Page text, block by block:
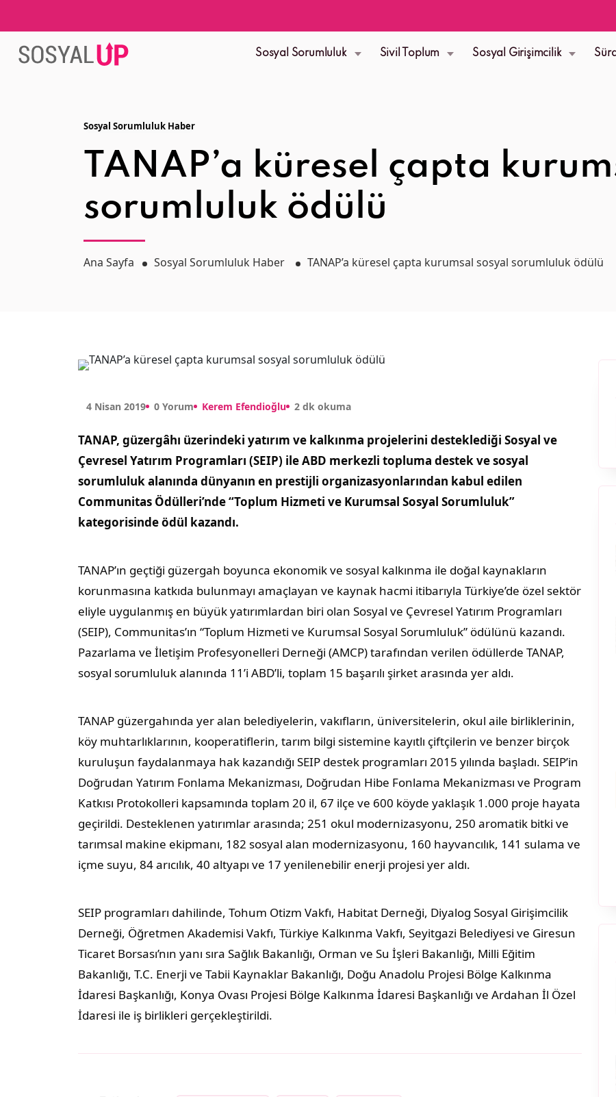
Sosyal Sorumluluk Sivil Toplum Sosyal Girişimcilik
Sosyal Sorumluluk Haber
TANAP’a küresel çapta
sorumluluk ödülü
Ana Sayfa Sosyal Sorumluluk Haber TANAP’a küresel çapta kurumsal sosyal sorumluluk ödülü
4 Nisan 2019 0 Yorum Kerem Efendioğlu 2 dk okuma
TANAP, güzergâhı üzerindeki yatırım ve kalkınma projelerini desteklediği Sosyal ve
Çevresel Yatırım Programları (SEIP) ile ABD merkezli topluma destek ve sosyal
sorumluluk alanında dünyanın en prestijli organizasyonlarından kabul edilen
Communitas Ödülleri’nde “Toplum Hizmeti ve Kurumsal Sosyal Sorumluluk”
kategorisinde ödül kazandı.
TANAP’ın geçtiği güzergah boyunca ekonomik ve sosyal kalkınma ile doğal kaynakların
korunmasına katkıda bulunmayı amaçlayan ve kaynak hacmi itibarıyla Türkiye’de özel sektör
eliyle uygulanmış en büyük yatırımlardan biri olan Sosyal ve Çevresel Yatırım Programları
(SEIP), Communitas’ın “Toplum Hizmeti ve Kurumsal Sosyal Sorumluluk” ödülünü kazandı.
Pazarlama ve İletişim Profesyonelleri Derneği (AMCP) tarafından verilen ödüllerde TANAP,
sosyal sorumluluk alanında 11’i ABD’li, toplam 15 başarılı şirket arasında yer aldı.
TANAP güzergahında yer alan belediyelerin, vakıfların, üniversitelerin, okul aile birliklerinin,
köy muhtarlıklarının, kooperatiflerin, tarım bilgi sistemine kayıtlı çiftçilerin ve benzer birçok
kuruluşun faydalanmaya hak kazandığı SEIP destek programları 2015 yılında başladı. SEIP’in
Doğrudan Yatırım Fonlama Mekanizması, Doğrudan Hibe Fonlama Mekanizması ve Program
Katkısı Protokolleri kapsamında toplam 20 il, 67 ilçe ve 600 köyde yaklaşık 1.000 proje hayata
geçirildi. Desteklenen yatırımlar arasında; 251 okul modernizasyonu, 250 aromatik bitki ve
tarımsal makine ekipmanı, 182 sosyal alan modernizasyonu, 160 hayvancılık, 141 sulama ve
içme suyu, 84 arıcılık, 40 altyapı ve 17 yenilenebilir enerji projesi yer aldı.
SEIP programları dahilinde, Tohum Otizm Vakfı, Habitat Derneği, Diyalog Sosyal Girişimcilik
Derneği, Öğretmen Akademisi Vakfı, Türkiye Kalkınma Vakfı, Seyitgazi Belediyesi ve Giresun
Ticaret Borsası’nın yanı sıra Sağlık Bakanlığı, Orman ve Su İşleri Bakanlığı, Milli Eğitim
Bakanlığı, T.C. Enerji ve Tabii Kaynaklar Bakanlığı, Doğu Anadolu Projesi Bölge Kalkınma
İdaresi Başkanlığı, Konya Ovası Projesi Bölge Kalkınma İdaresi Başkanlığı ve Ardahan İl Özel
İdaresi ile iş birlikleri gerçekleştirildi.